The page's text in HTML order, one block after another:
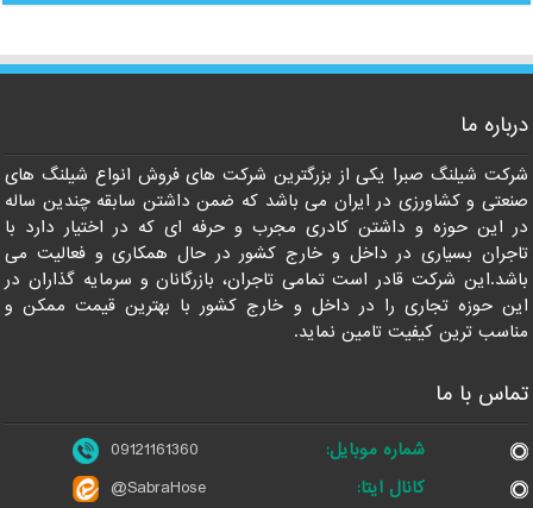
درباره ما
شرکت شیلنگ صبرا یکی از بزرگترین شرکت های فروش انواع شیلنگ های
صنعتی و کشاورزی در ایران می باشد که ضمن داشتن سابقه چندین ساله
در این حوزه و داشتن کادری مجرب و حرفه ای که در اختیار دارد با
تاجران بسیاری در داخل و خارج کشور در حال همکاری و فعالیت می
باشد.این شرکت قادر است تمامی تاجران، بازرگانان و سرمایه گذاران در
این حوزه تجاری را در داخل و خارج کشور با بهترین قیمت ممکن و
مناسب ترین کیفیت تامین نماید.
تماس با ما
شماره موبایل:
09121161360
کانال ایتا:
@SabraHose